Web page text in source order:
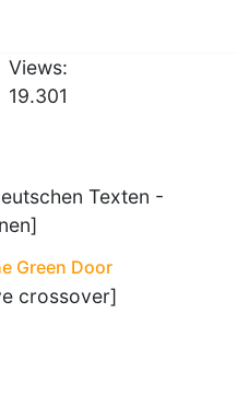
Views:
19.301
Texten -
Green Door
crossover]